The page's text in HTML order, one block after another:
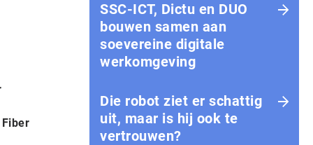
SSC-ICT, Dictu en DUO
bouwen samen aan
soevereine digitale
werkomgeving
Die robot ziet er schattig
uit, maar is hij ook te
vertrouwen?